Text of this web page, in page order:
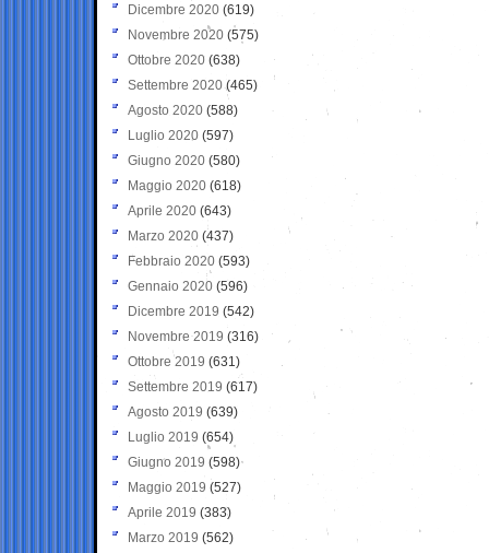
Dicembre 2020 (619)
Novembre 2020 (575)
Ottobre 2020 (638)
Settembre 2020(465)
Agosto 2020 (588)
Luglio 2020 (597)
Giugno 2020 (580)
Maggio 2020 (618)
Aprile 2020 (643)
Marzo 2020 (437)
Febbraio 2020 (593)
Gennaio 2020 (596)
Dicembre 2019 (542)
Novembre 2019 (316)
Ottobre 2019 (631)
Settembre 2019 (617)
Agosto 2019 (639)
Luglio 2019 (654)
Giugno 2019 (598)
Maggio 2019 (527)
Aprile 2019 (383)
Marzo 2019 (562)